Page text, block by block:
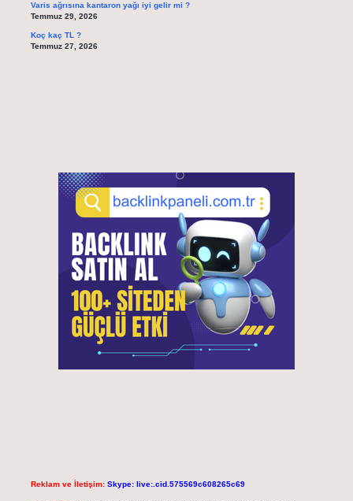
Varis ağrısına kantaron yağı iyi gelir mi ?
Temmuz 29, 2026
Koç kaç TL ?
Temmuz 27, 2026
Reklam ve İletişim: Skype: live:.cid.575569c608265c69